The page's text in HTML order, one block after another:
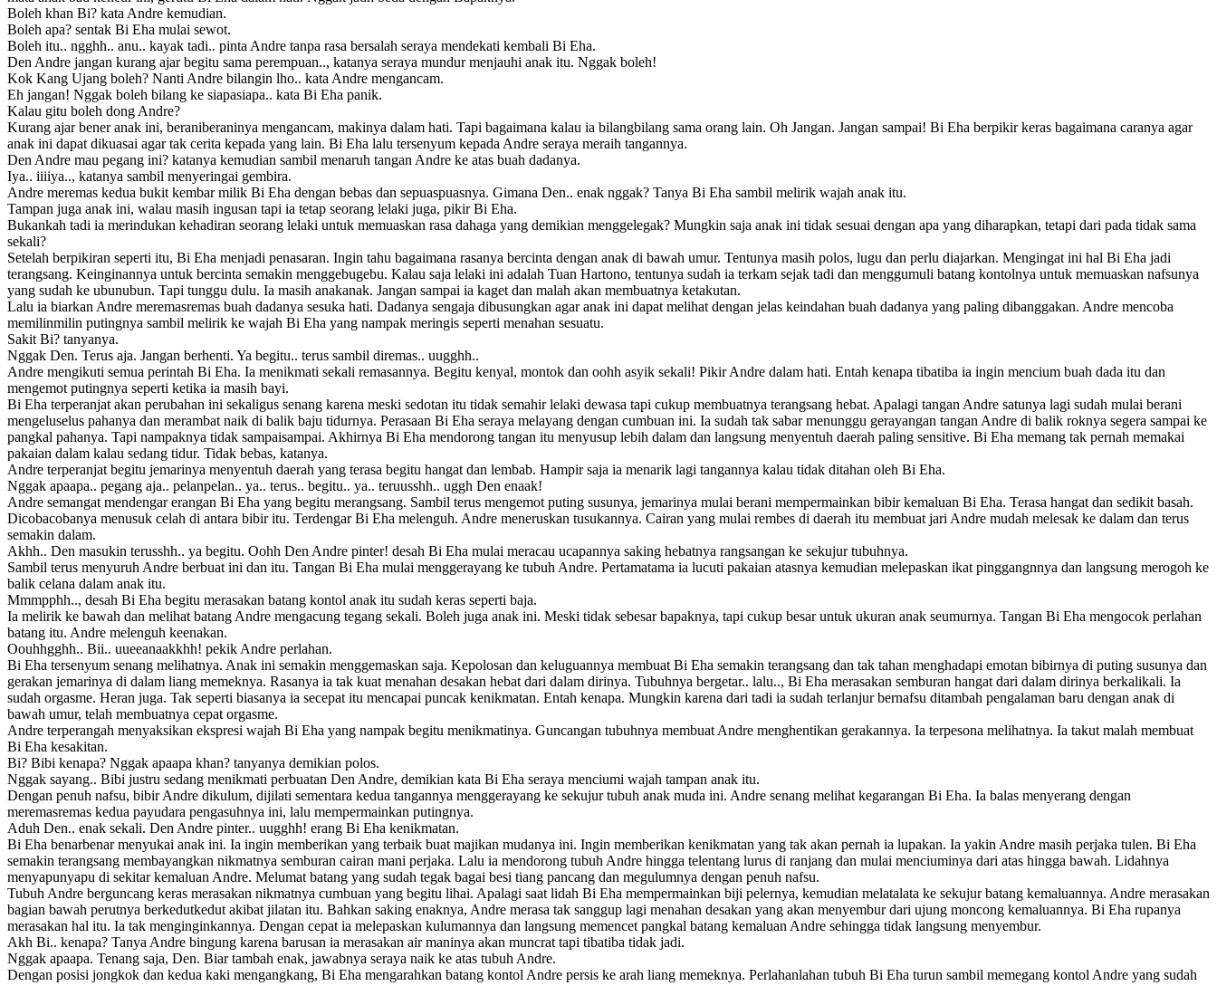
Boleh khan Bi? kata Andre kemudian.
Boleh apa? sentak Bi Eha mulai sewot.
Boleh itu.. ngghh.. anu.. kayak tadi.. pinta Andre tanpa rasa bersalah seraya mendekati kembali Bi Eha.
Den Andre jangan kurang ajar begitu sama perempuan.., katanya seraya mundur menjauhi anak itu. Nggak boleh!
Kok Kang Ujang boleh? Nanti Andre bilangin lho.. kata Andre mengancam.
Eh jangan! Nggak boleh bilang ke siapasiapa.. kata Bi Eha panik.
Kalau gitu boleh dong Andre?
Kurang ajar bener anak ini, beraniberaninya mengancam, makinya dalam hati. Tapi bagaimana kalau ia bilangbilang sama orang lain. Oh Jangan. Jangan sampai! Bi Eha berpikir keras bagaimana caranya agar
anak ini dapat dikuasai agar tak cerita kepada yang lain. Bi Eha lalu tersenyum kepada Andre seraya meraih tangannya.
Den Andre mau pegang ini? katanya kemudian sambil menaruh tangan Andre ke atas buah dadanya.
Iya.. iiiiya.., katanya sambil menyeringai gembira.
Andre meremas kedua bukit kembar milik Bi Eha dengan bebas dan sepuaspuasnya. Gimana Den.. enak nggak? Tanya Bi Eha sambil melirik wajah anak itu.
Tampan juga anak ini, walau masih ingusan tapi ia tetap seorang lelaki juga, pikir Bi Eha.
Bukankah tadi ia merindukan kehadiran seorang lelaki untuk memuaskan rasa dahaga yang demikian menggelegak? Mungkin saja anak ini tidak sesuai dengan apa yang diharapkan, tetapi dari pada tidak sama
sekali?
Setelah berpikiran seperti itu, Bi Eha menjadi penasaran. Ingin tahu bagaimana rasanya bercinta dengan anak di bawah umur. Tentunya masih polos, lugu dan perlu diajarkan. Mengingat ini hal Bi Eha jadi
terangsang. Keinginannya untuk bercinta semakin menggebugebu. Kalau saja lelaki ini adalah Tuan Hartono, tentunya sudah ia terkam sejak tadi dan menggumuli batang kontolnya untuk memuaskan nafsunya
yang sudah ke ubunubun. Tapi tunggu dulu. Ia masih anakanak. Jangan sampai ia kaget dan malah akan membuatnya ketakutan.
Lalu ia biarkan Andre meremasremas buah dadanya sesuka hati. Dadanya sengaja dibusungkan agar anak ini dapat melihat dengan jelas keindahan buah dadanya yang paling dibanggakan. Andre mencoba
memilinmilin putingnya sambil melirik ke wajah Bi Eha yang nampak meringis seperti menahan sesuatu.
Sakit Bi? tanyanya.
Nggak Den. Terus aja. Jangan berhenti. Ya begitu.. terus sambil diremas.. uugghh..
Andre mengikuti semua perintah Bi Eha. Ia menikmati sekali remasannya. Begitu kenyal, montok dan oohh asyik sekali! Pikir Andre dalam hati. Entah kenapa tibatiba ia ingin mencium buah dada itu dan
mengemot putingnya seperti ketika ia masih bayi.
Bi Eha terperanjat akan perubahan ini sekaligus senang karena meski sedotan itu tidak semahir lelaki dewasa tapi cukup membuatnya terangsang hebat. Apalagi tangan Andre satunya lagi sudah mulai berani
mengeluselus pahanya dan merambat naik di balik baju tidurnya. Perasaan Bi Eha seraya melayang dengan cumbuan ini. Ia sudah tak sabar menunggu gerayangan tangan Andre di balik roknya segera sampai ke
pangkal pahanya. Tapi nampaknya tidak sampaisampai. Akhirnya Bi Eha mendorong tangan itu menyusup lebih dalam dan langsung menyentuh daerah paling sensitive. Bi Eha memang tak pernah memakai
pakaian dalam kalau sedang tidur. Tidak bebas, katanya.
Andre terperanjat begitu jemarinya menyentuh daerah yang terasa begitu hangat dan lembab. Hampir saja ia menarik lagi tangannya kalau tidak ditahan oleh Bi Eha.
Nggak apaapa.. pegang aja.. pelanpelan.. ya.. terus.. begitu.. ya.. teruusshh.. uggh Den enaak!
Andre semangat mendengar erangan Bi Eha yang begitu merangsang. Sambil terus mengemot puting susunya, jemarinya mulai berani mempermainkan bibir kemaluan Bi Eha. Terasa hangat dan sedikit basah.
Dicobacobanya menusuk celah di antara bibir itu. Terdengar Bi Eha melenguh. Andre meneruskan tusukannya. Cairan yang mulai rembes di daerah itu membuat jari Andre mudah melesak ke dalam dan terus
semakin dalam.
Akhh.. Den masukin terusshh.. ya begitu. Oohh Den Andre pinter! desah Bi Eha mulai meracau ucapannya saking hebatnya rangsangan ke sekujur tubuhnya.
Sambil terus menyuruh Andre berbuat ini dan itu. Tangan Bi Eha mulai menggerayang ke tubuh Andre. Pertamatama ia lucuti pakaian atasnya kemudian melepaskan ikat pinggangnnya dan langsung merogoh ke
balik celana dalam anak itu.
Mmmpphh.., desah Bi Eha begitu merasakan batang kontol anak itu sudah keras seperti baja.
Ia melirik ke bawah dan melihat batang Andre mengacung tegang sekali. Boleh juga anak ini. Meski tidak sebesar bapaknya, tapi cukup besar untuk ukuran anak seumurnya. Tangan Bi Eha mengocok perlahan
batang itu. Andre melenguh keenakan.
Oouhhgghh.. Bii.. uueeanaakkhh! pekik Andre perlahan.
Bi Eha tersenyum senang melihatnya. Anak ini semakin menggemaskan saja. Kepolosan dan keluguannya membuat Bi Eha semakin terangsang dan tak tahan menghadapi emotan bibirnya di puting susunya dan
gerakan jemarinya di dalam liang memeknya. Rasanya ia tak kuat menahan desakan hebat dari dalam dirinya. Tubuhnya bergetar.. lalu.., Bi Eha merasakan semburan hangat dari dalam dirinya berkalikali. Ia
sudah orgasme. Heran juga. Tak seperti biasanya ia secepat itu mencapai puncak kenikmatan. Entah kenapa. Mungkin karena dari tadi ia sudah terlanjur bernafsu ditambah pengalaman baru dengan anak di
bawah umur, telah membuatnya cepat orgasme.
Andre terperangah menyaksikan ekspresi wajah Bi Eha yang nampak begitu menikmatinya. Guncangan tubuhnya membuat Andre menghentikan gerakannya. Ia terpesona melihatnya. Ia takut malah membuat
Bi Eha kesakitan.
Bi? Bibi kenapa? Nggak apaapa khan? tanyanya demikian polos.
Nggak sayang.. Bibi justru sedang menikmati perbuatan Den Andre, demikian kata Bi Eha seraya menciumi wajah tampan anak itu.
Dengan penuh nafsu, bibir Andre dikulum, dijilati sementara kedua tangannya menggerayang ke sekujur tubuh anak muda ini. Andre senang melihat kegarangan Bi Eha. Ia balas menyerang dengan
meremasremas kedua payudara pengasuhnya ini, lalu mempermainkan putingnya.
Aduh Den.. enak sekali. Den Andre pinter.. uugghh! erang Bi Eha kenikmatan.
Bi Eha benarbenar menyukai anak ini. Ia ingin memberikan yang terbaik buat majikan mudanya ini. Ingin memberikan kenikmatan yang tak akan pernah ia lupakan. Ia yakin Andre masih perjaka tulen. Bi Eha
semakin terangsang membayangkan nikmatnya semburan cairan mani perjaka. Lalu ia mendorong tubuh Andre hingga telentang lurus di ranjang dan mulai menciuminya dari atas hingga bawah. Lidahnya
menyapunyapu di sekitar kemaluan Andre. Melumat batang yang sudah tegak bagai besi tiang pancang dan megulumnya dengan penuh nafsu.
Tubuh Andre berguncang keras merasakan nikmatnya cumbuan yang begitu lihai. Apalagi saat lidah Bi Eha mempermainkan biji pelernya, kemudian melatalata ke sekujur batang kemaluannya. Andre merasakan
bagian bawah perutnya berkedutkedut akibat jilatan itu. Bahkan saking enaknya, Andre merasa tak sanggup lagi menahan desakan yang akan menyembur dari ujung moncong kemaluannya. Bi Eha rupanya
merasakan hal itu. Ia tak menginginkannya. Dengan cepat ia melepaskan kulumannya dan langsung memencet pangkal batang kemaluan Andre sehingga tidak langsung menyembur.
Akh Bi.. kenapa? Tanya Andre bingung karena barusan ia merasakan air maninya akan muncrat tapi tibatiba tidak jadi.
Nggak apaapa. Tenang saja, Den. Biar tambah enak, jawabnya seraya naik ke atas tubuh Andre.
Dengan posisi jongkok dan kedua kaki mengangkang, Bi Eha mengarahkan batang kontol Andre persis ke arah liang memeknya. Perlahanlahan tubuh Bi Eha turun sambil memegang kontol Andre yang sudah